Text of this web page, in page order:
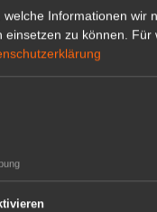
Informationen wir
zu können.
Für